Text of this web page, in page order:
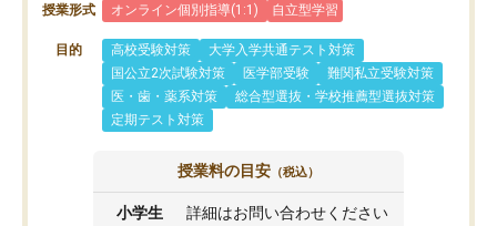
授業形式 オンライン個別指導(1:1) 自立型学習
目的 高校受験対策
大学入学共通テスト対策
国公立2次試験対策
医学部受験
難関私立受験対策
医・歯・薬系対策
総合型選抜・学校推薦型選抜対策
定期テスト対策
授業料の目安 （税込）
小学生 詳細はお問い合わせください